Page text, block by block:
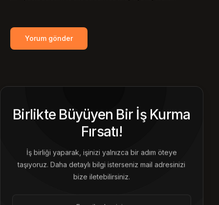
Birlikte Büyüyen Bir İş Kurma
Fırsatı!
İş birliği yaparak, işinizi yalnızca bir adım öteye
taşıyoruz. Daha detaylı bilgi isterseniz mail adresinizi
bize iletebilirsiniz.